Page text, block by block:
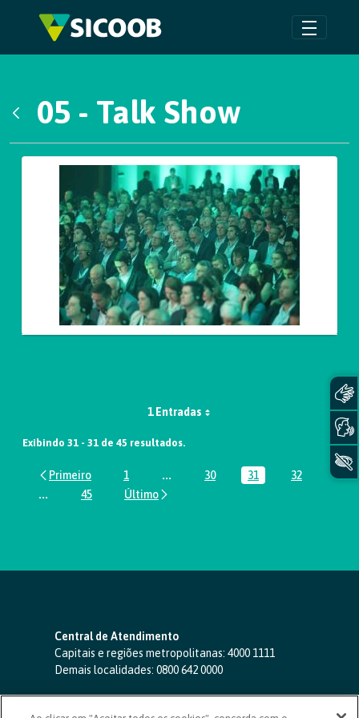
Pular para o Conteúdo principal
05 - Talk Show
Galeria de Mídias
1 Entradas
Exibindo 31 - 31 de 45 resultados.
Página
1 ...Páginas intermediárias Usar ABA
Página
30 Página
31 Página
32
...Páginas intermediárias Usar ABA para navegar.
Página
45
Central de Atendimento
Capitais e regiões metropolitanas: 4000 1111
Demais localidades: 0800 642 0000
SAC 24 horas-0800 724 4420